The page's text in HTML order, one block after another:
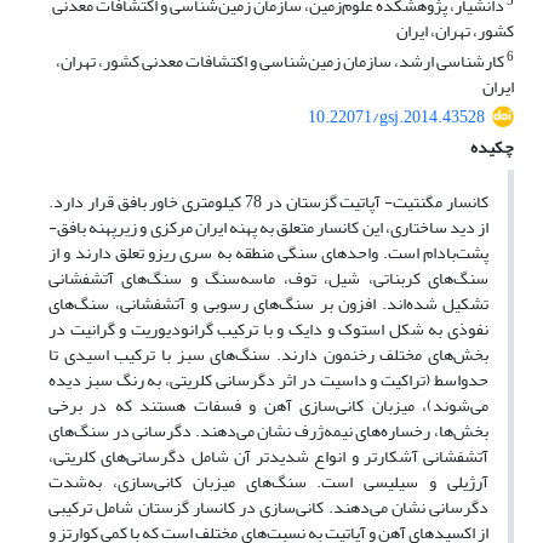
کشور، تهران، ایران
6کارشناسی ارشد، سازمان زمین‌شناسی و اکتشافات معدنی کشور، تهران،
ایران
10.22071/gsj.2014.43528
چکیده
کانسار مگنتیت- آپاتیت‌ گزستان در 78 کیلومتری خاور بافق قرار دارد.
از دید ساختاری، این کانسار متعلق به پهنه ایران مرکزی و زیرپهنه بافق-
پشت‌بادام است. واحدهای سنگی منطقه به سری ریزو تعلق دارند و از
سنگ‌های کربناتی، شیل، توف، ماسه‌سنگ و سنگ‌های آتشفشانی
تشکیل شده‌اند. افزون بر سنگ‌های رسوبی و آتشفشانی، سنگ‌های
نفوذی به شکل استوک و دایک و با ترکیب گرانودیوریت و گرانیت در
بخش‌های مختلف رخنمون دارند. سنگ‌های سبز با ترکیب اسیدی تا
حدواسط (تراکیت و داسیت در اثر دگرسانی کلریتی، به رنگ سبز دیده
می‌شوند)، میزبان کانی‌سازی آهن و فسفات هستند که در برخی
بخش‌ها، رخساره‌های نیمه‌ژرف نشان می‌دهند. دگرسانی در سنگ‌های
آتشفشانی آشکارتر و انواع شدیدتر آن شامل دگرسانی‌های کلریتی‌،
آرژیلی و سیلیسی است. سنگ‌های میزبان کانی‌سازی، به‌شدت
دگرسانی نشان می‌دهند. کانی‌سازی در کانسار گزستان شامل ترکیبی
از اکسیدهای آهن و آپاتیت به نسبت‌های مختلف است که با کمی کوارتز و